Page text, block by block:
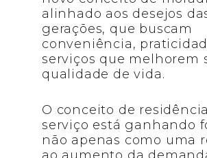
alinhado aos desejos
gerações, que buscam
conveniência,
serviços que melhorem
qualidade de vida.
O conceito de
serviço está ganhando
não apenas como uma